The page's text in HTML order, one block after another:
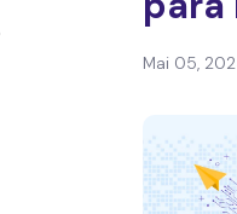
Mai 05,